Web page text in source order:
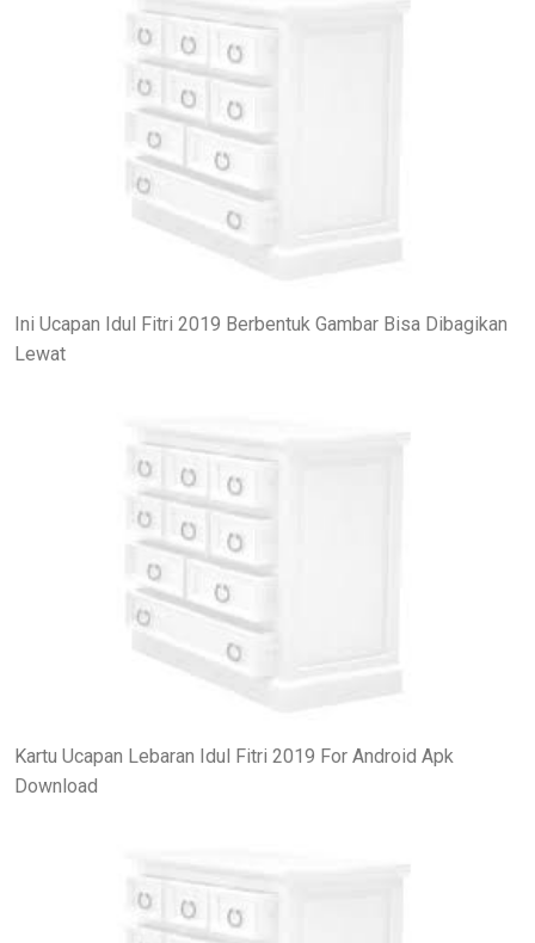
Ini Ucapan Idul Fitri 2019 Berbentuk Gambar Bisa Dibagikan
Lewat
Kartu Ucapan Lebaran Idul Fitri 2019 For Android Apk
Download